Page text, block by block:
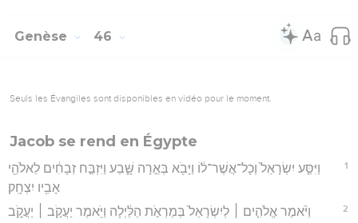
Genèse 46
Seuls les Évangiles sont disponibles en vidéo pour le moment.
Jacob se rend en Égypte
1
וַיִּסַּ֤ע יִשְׂרָאֵל֙ וְכָל־אֲשֶׁר־ל֔וֹ וַיָּבֹ֖א בְּאֵ֣רָה שָּׁ֑בַע וַיִּזְבַּ֣ח זְבָחִ֔ים לֵאלֹהֵ֖י
אָבִ֥יו יִצְחָֽק׃
2
וַיֹּ֨אמֶר אֱלֹהִ֤ים ׀ לְיִשְׂרָאֵל֙ בְּמַרְאֹ֣ת הַלַּ֔יְלָה וַיֹּ֖אמֶר יַעֲקֹ֣ב ׀ יַעֲקֹ֑ב